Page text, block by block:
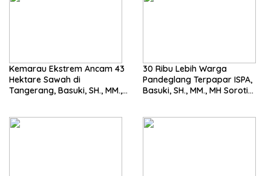
Kemarau Ekstrem Ancam 43
Hektare Sawah di
Tangerang, Basuki, SH., MM.,
30 Ribu Lebih Warga
Pandeglang Terpapar ISPA,
Basuki, SH., MM., MH Soroti